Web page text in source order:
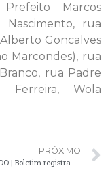
Marcos
rua
Goncalves
Marcondes), rua
rua Padre
Ferreira, Wola
PRÓXIMO